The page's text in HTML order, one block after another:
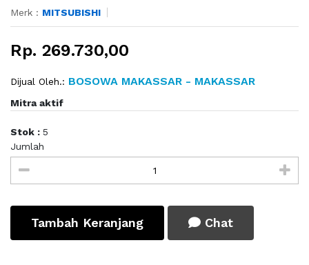
Merk : MITSUBISHI
Rp. 269.730,00
Dijual Oleh.: BOSOWA MAKASSAR - MAKASSAR
Mitra aktif
Stok : 5
Jumlah
Tambah Keranjang Chat